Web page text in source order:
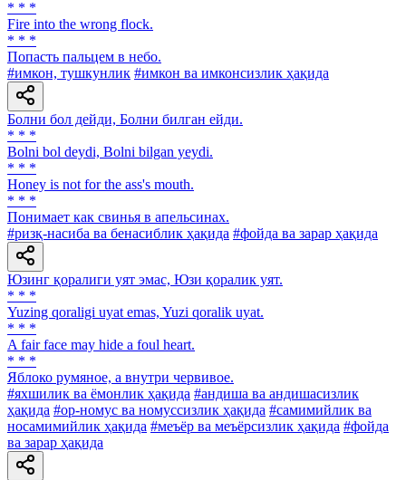
* * *
Fire into the wrong flock.
* * *
Попасть пальцем в небо.
#имкон, тушкунлик #имкон ва имконсизлик ҳақида
Болни бол дейди, Болни билган ейди.
* * *
Bolni bol deydi, Bolni bilgan yeydi.
* * *
Honey is not for the ass's mouth.
* * *
Понимает как свинья в апельсинах.
#ризқ-насиба ва бенасиблик ҳақида #фойда ва зарар ҳақида
Юзинг қоралиги уят эмас, Юзи қоралик уят.
* * *
Yuzing qoraligi uyat emas, Yuzi qoralik uyat.
* * *
A fair face may hide a foul heart.
* * *
Яблоко румяное, а внутри червивое.
#яхшилик ва ёмонлик ҳақида #андиша ва андишасизлик
ҳақида #ор-номус ва номуссизлик ҳақида #самимийлик ва
носамимийлик ҳақида #меъёр ва меъёрсизлик ҳақида #фойда
ва зарар ҳақида